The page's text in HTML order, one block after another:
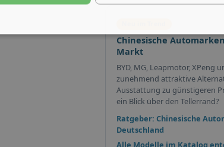
Chinesische
Markt
BYD, MG, Leapmotor, XPeng
zunehmend attraktive
Ausstattung zu günstigeren
ein Blick über den Tellerrand?
Ratgeber: Chinesische
Deutschland
Alle Modelle im Katalog